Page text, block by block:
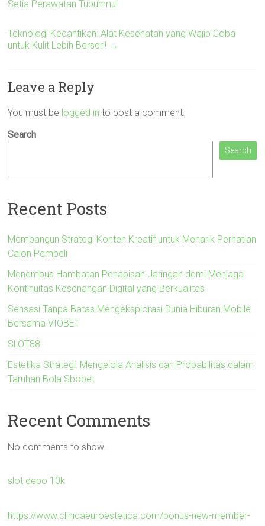
Setia Perawatan Tubuhmu!
Teknologi Kecantikan: Alat Kesehatan yang Wajib Coba
untuk Kulit Lebih Berseri! →
Leave a Reply
You must be logged in to post a comment.
Search
Search
Recent Posts
Membangun Strategi Konten Kreatif untuk Menarik Perhatian
Calon Pembeli
Menembus Hambatan Penapisan Jaringan demi Menjaga
Kontinuitas Kesenangan Digital yang Berkualitas
Sensasi Tanpa Batas Mengeksplorasi Dunia Hiburan Mobile
Bersama VIOBET
SLOT88
Estetika Strategi: Mengelola Analisis dan Probabilitas dalam
Taruhan Bola Sbobet
Recent Comments
No comments to show.
slot depo 10k
https://www.clinicaeuroestetica.com/bonus-new-member-